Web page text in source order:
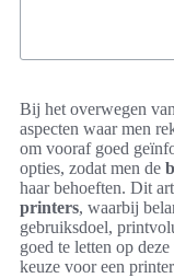
Bij het overwegen
aspecten waar men
om vooraf goed
opties, zodat men de
haar behoeften. Dit
printers, waarbij
gebruiksdoel,
goed te letten op
keuze voor een